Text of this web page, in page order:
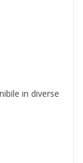
in diverse